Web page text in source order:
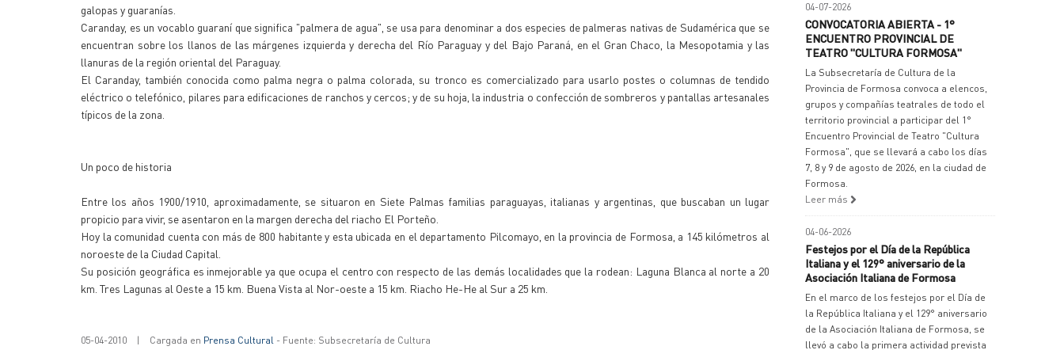
galopas y guaranías.
Caranday, es un vocablo guaraní que significa "palmera de agua", se usa para denominar a dos especies de palmeras nativas de Sudamérica que se
encuentran sobre los llanos de las márgenes izquierda y derecha del Río Paraguay y del Bajo Paraná, en el Gran Chaco, la Mesopotamia y las
llanuras de la región oriental del Paraguay.
El Caranday, también conocida como palma negra o palma colorada, su tronco es comercializado para usarlo postes o columnas de tendido
eléctrico o telefónico, pilares para edificaciones de ranchos y cercos; y de su hoja, la industria o confección de sombreros y pantallas artesanales
típicos de la zona.
Un poco de historia
Entre los años 1900/1910, aproximadamente, se situaron en Siete Palmas familias paraguayas, italianas y argentinas, que buscaban un lugar
propicio para vivir, se asentaron en la margen derecha del riacho El Porteño.
Hoy la comunidad cuenta con más de 800 habitante y esta ubicada en el departamento Pilcomayo, en la provincia de Formosa, a 145 kilómetros al
noroeste de la Ciudad Capital.
Su posición geográfica es inmejorable ya que ocupa el centro con respecto de las demás localidades que la rodean: Laguna Blanca al norte a 20
km. Tres Lagunas al Oeste a 15 km. Buena Vista al Nor-oeste a 15 km. Riacho He-He al Sur a 25 km.
05-04-2010 | Cargada en Prensa Cultural - Fuente: Subsecretaría de Cultura
04-07-2026
CONVOCATORIA ABIERTA - 1°
ENCUENTRO PROVINCIAL DE
TEATRO "CULTURA FORMOSA"
La Subsecretaría de Cultura de la
Provincia de Formosa convoca a elencos,
grupos y compañías teatrales de todo el
territorio provincial a participar del 1°
Encuentro Provincial de Teatro "Cultura
Formosa", que se llevará a cabo los días
7, 8 y 9 de agosto de 2026, en la ciudad de
Formosa.
Leer más
04-06-2026
Festejos por el Día de la República
Italiana y el 129° aniversario de la
Asociación Italiana de Formosa
En el marco de los festejos por el Día de
la República Italiana y el 129° aniversario
de la Asociación Italiana de Formosa, se
llevó a cabo la primera actividad prevista